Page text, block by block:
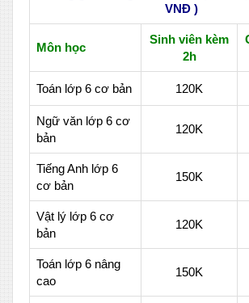
VNĐ )
Môn học
Sinh viên kèm
2h
Toán lớp 6 cơ bản 120K
Ngữ văn lớp 6 cơ
bản
120K
Tiếng Anh lớp 6
cơ bản
150K
Vật lý lớp 6 cơ
bản
120K
Toán lớp 6 nâng
cao
150K